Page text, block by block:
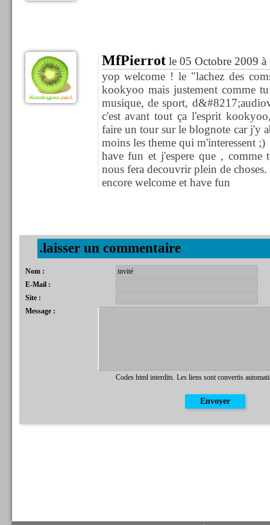
MfPierrotle 05 Octobre 2009 à
yop welcome ! le "lachez des
kookyoo mais justement comme
musique, de sport,
c'est avant tout ça l'esprit
faire un tour sur le blognote car j'y
moins les theme qui m'interessent ;)
have fun et j'espere que , comme
nous fera decouvrir plein de choses.
encore welcome et have fun
.laisser un commentaire
Nom :
E-Mail :
Site :
Message :
Codes html interdits. Les liens sont convertis